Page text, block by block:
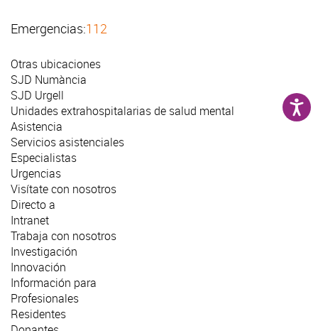
Emergencias:112
Otras ubicaciones
SJD Numància
SJD Urgell
Unidades extrahospitalarias de salud mental
Asistencia
Servicios asistenciales
Especialistas
Urgencias
Visítate con nosotros
Directo a
Intranet
Trabaja con nosotros
Investigación
Innovación
Información para
Profesionales
Residentes